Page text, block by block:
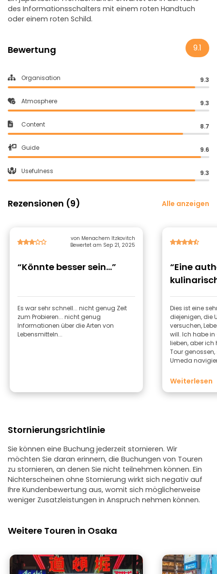
des Informationsschalters mit einem roten Handtuch
oder einem roten Schild.
Bewertung 9.1
Organisation 9.3
Atmosphere 9.3
Content 8.7
Guide 9.6
Usefulness 9.3
Rezensionen (9) Alle anzeigen
von Menachem Itzkovitch
Bewertet am Sep 21, 2025
“Könnte besser sein...”
Es war sehr schnell... nicht genug Zeit
zum Probieren... nicht genug
Informationen über die Arten von
Lebensmitteln...
“Eine
Osaka”
Dies ist eine
diejenigen, die
versuchen,
will. Ich habe
lieben, aber
Tour genossen,
Umeda
Kazu-san!
Weiterlesen
Stornierungsrichtlinie
Sie können eine Buchung jederzeit stornieren. Wir
möchten Sie daran erinnern, die Buchungen von Touren
zu stornieren, an denen Sie nicht teilnehmen können. Ein
Nichterscheinen ohne Stornierung wirkt sich negativ auf
Ihre Kundenbewertung aus, womit sich möglicherweise
weniger Zusatzleistungen in Anspruch nehmen können.
Weitere Touren in Osaka